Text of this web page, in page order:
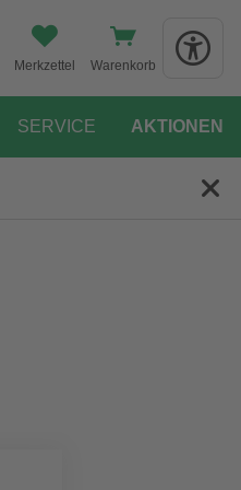
Merkzettel Warenkorb
SERVICE AKTIONEN